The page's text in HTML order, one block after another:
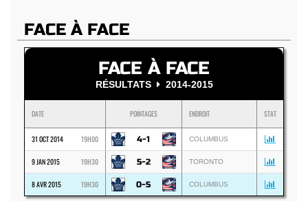
FACE À FACE
FACE À FACE
RÉSULTATS 2014-2015
DATE POINTAGES ENDROIT STAT
31 OCT 2014 19H00 4-1 COLUMBUS
9 JAN 2015 19H30 5-2 TORONTO
8 AVR 2015 19H30 0-5 COLUMBUS